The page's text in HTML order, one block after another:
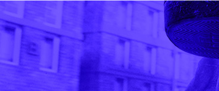
FR
EN